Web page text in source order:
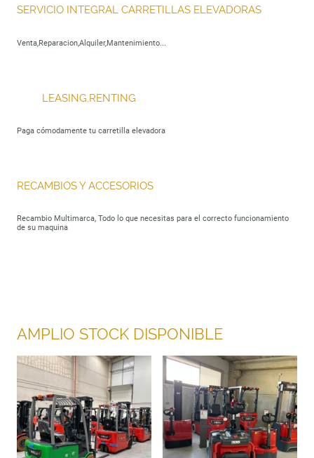
SERVICIO INTEGRAL CARRETILLAS ELEVADORAS
Venta,Reparacion,Alquiler,Mantenimiento...
LEASING,RENTING
Paga cómodamente tu carretilla elevadora
RECAMBIOS Y ACCESORIOS
Recambio Multimarca, Todo lo que necesitas para el correcto funcionamiento
de su maquina
AMPLIO STOCK DISPONIBLE